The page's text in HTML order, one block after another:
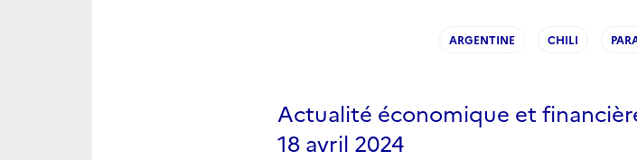
ARGENTINE CHILI
Actualité économique et
18 avril 2024